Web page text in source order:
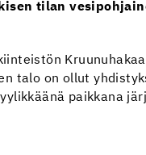
tilan
talo on ollut
paikkana